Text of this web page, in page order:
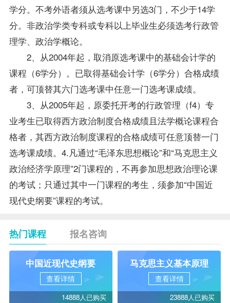
学分。不考外语者须从选考课中另选3门，不少于14学
分。非政治学类专科或专科以上毕业生必须选考行政管
理学、政治学概论。
2、从2004年起，取消原选考课中的基础会计学的
课程（6学分）。已取得基础会计学 （6学分）合格成绩
者，可顶替其六门选考课中任意一门选考课成绩。
3、从2005年起，原委托开考的行政管理（f4）专
业考生已取得西方政治制度合格成绩且法学概论课程合
格者，其西方政治制度课程的合格成绩可任意顶替一门
选考课成绩。4.凡通过“毛泽东思想概论”和“马克思主义
政治经济学原理”2门课程的，不再参加思想政治理论课
的考试；只通过其中一门课程的考生，须参加“中国近
现代史纲要”课程的考试。
热门课程 报名咨询
中国近现代史纲要
查看详情
14888人已购买
马克思主义基本原理
查看详情
23888人已购买